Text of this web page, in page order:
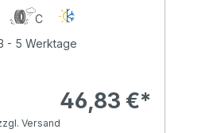
C
- 5 Werktage
46,83 €*
Versand